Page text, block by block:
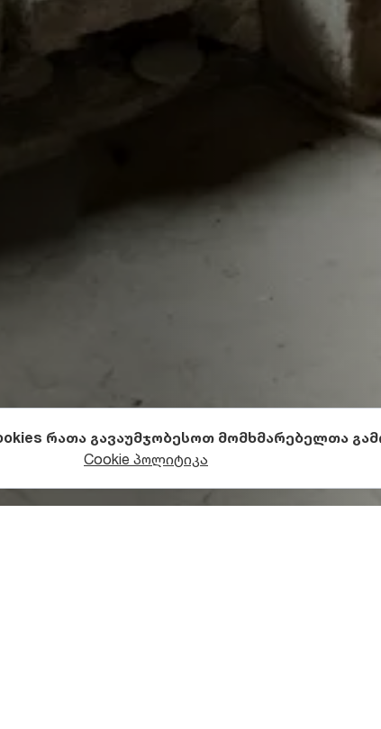
არქიტექტურა
რათა გავაუმჯობესოთ მომხმარებელთა
Cookie პოლიტიკა